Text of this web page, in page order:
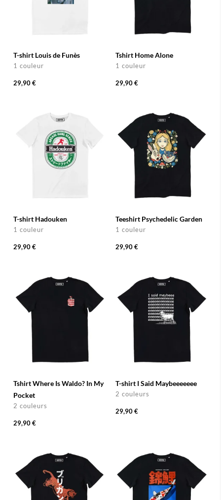
T-shirt Louis de Funès
1 couleur
29,90 €
Tshirt Home Alone
1 couleur
29,90 €
T-shirt Hadouken
1 couleur
29,90 €
Teeshirt Psychedelic Garden
1 couleur
29,90 €
Tshirt Where Is Waldo? In My
Pocket
2 couleurs
29,90 €
T-shirt I Said Maybeeeeeee
2 couleurs
29,90 €